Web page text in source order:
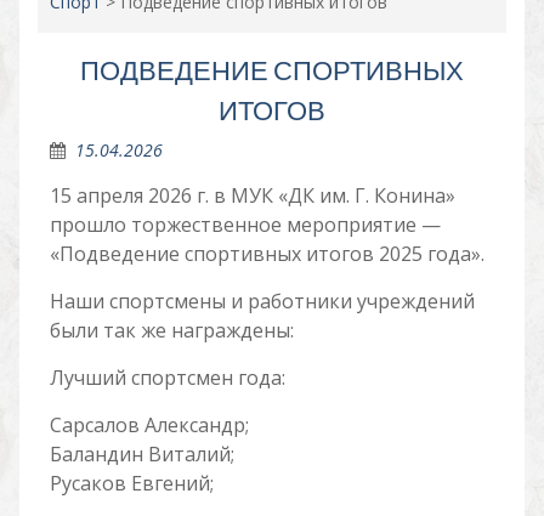
ПОДВЕДЕНИЕ СПОРТИВНЫХ
ИТОГОВ
15.04.2026
15 апреля 2026 г. в МУК «ДК им. Г. Конина»
прошло торжественное мероприятие —
«Подведение спортивных итогов 2025 года».
Наши спортсмены и работники учреждений
были так же награждены:
Лучший спортсмен года:
Сарсалов Александр;
Баландин Виталий;
Русаков Евгений;